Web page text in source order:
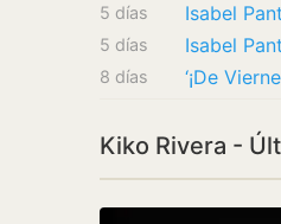
5 días Isabel
5 días Isabel
8 días
Kiko Rivera -